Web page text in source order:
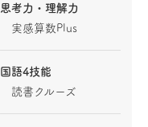
思考力・理解力
実感算数Plus
国語4技能
読書クルーズ